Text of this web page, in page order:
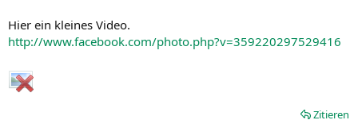
Hier ein kleines Video.
http://www.facebook.com/photo.php?v=359220297529416
Zitieren